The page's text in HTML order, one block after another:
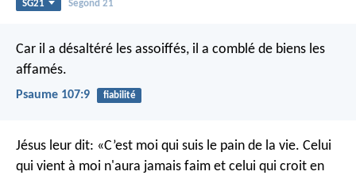
SG21 Segond 21
Car il a désaltéré les assoiffés, il a comblé de biens les
affamés.
Psaume 107:9 fiabilité
Jésus leur dit: «C’est moi qui suis le pain de la vie. Celui
qui vient à moi n'aura jamais faim et celui qui croit en